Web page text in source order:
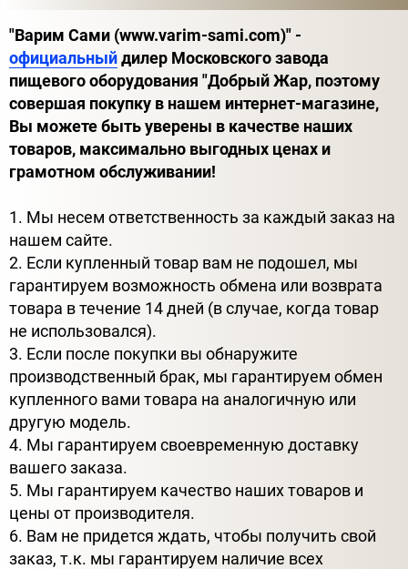
"Варим Сами (www.varim-sami.com)" -
официальныйдилер Московского завода
пищевого оборудования "Добрый Жар, поэтому
совершая покупку в нашем интернет-магазине,
Вы можете быть уверены в качестве наших
товаров, максимально выгодных ценах и
грамотном обслуживании!
1. Мы несем ответственность за каждый заказ на
нашем сайте.
2. Если купленный товар вам не подошел, мы
гарантируем возможность обмена или возврата
товара в течение 14 дней (в случае, когда товар
не использовался).
3. Если после покупки вы обнаружите
производственный брак, мы гарантируем обмен
купленного вами товара на аналогичную или
другую модель.
4. Мы гарантируем своевременную доставку
вашего заказа.
5. Мы гарантируем качество наших товаров и
цены от производителя.
6. Вам не придется ждать, чтобы получить свой
заказ, т.к. мы гарантируем наличие всех